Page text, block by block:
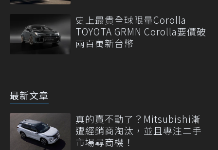
史上最貴全球限量Corolla
TOYOTA GRMN Corolla要價破
兩百萬新台幣
最新文章
真的賣不動了？Mitsubishi漸
遭經銷商淘汰，並且專注二手
市場尋商機！